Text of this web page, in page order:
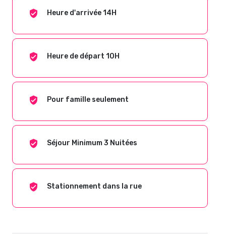
Heure d'arrivée 14H
Heure de départ 10H
Pour famille seulement
Séjour Minimum 3 Nuitées
Stationnement dans la rue